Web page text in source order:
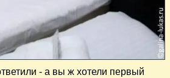
- а вы ж хотели первый